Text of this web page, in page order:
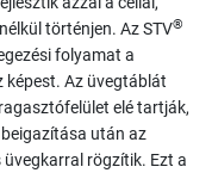
történjen. Az STV®
folyamat a
képest. Az üvegtáblát
elé tartják,
után az
rögzítik. Ezt a